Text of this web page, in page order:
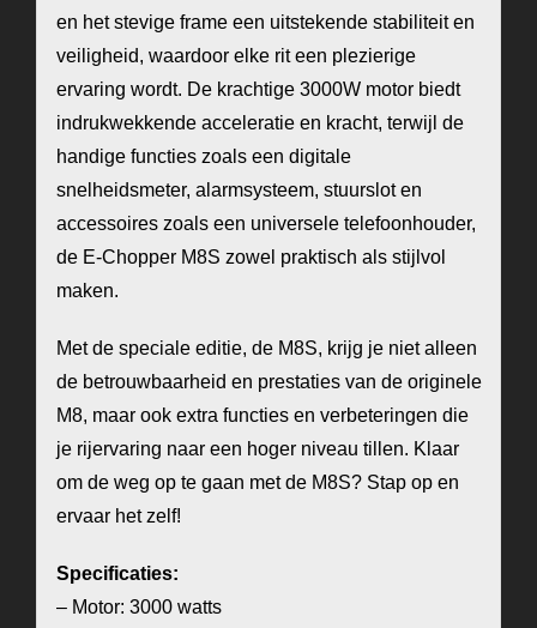
en het stevige frame een uitstekende stabiliteit en
veiligheid, waardoor elke rit een plezierige
ervaring wordt. De krachtige 3000W motor biedt
indrukwekkende acceleratie en kracht, terwijl de
handige functies zoals een digitale
snelheidsmeter, alarmsysteem, stuurslot en
accessoires zoals een universele telefoonhouder,
de E-Chopper M8S zowel praktisch als stijlvol
maken.
Met de speciale editie, de M8S, krijg je niet alleen
de betrouwbaarheid en prestaties van de originele
M8, maar ook extra functies en verbeteringen die
je rijervaring naar een hoger niveau tillen. Klaar
om de weg op te gaan met de M8S? Stap op en
ervaar het zelf!
Specificaties:
– Motor: 3000 watts